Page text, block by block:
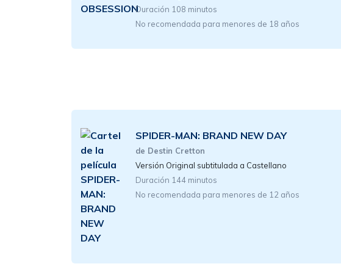
Duración 108 minutos
No recomendada para menores de 18 años
SPIDER-MAN: BRAND NEW DAY
de Destin Cretton
Versión Original subtitulada a Castellano
Duración 144 minutos
No recomendada para menores de 12 años